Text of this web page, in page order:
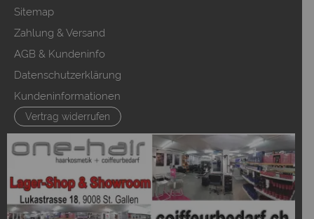
Sitemap
Zahlung & Versand
AGB & Kundeninfo
Datenschutzerklärung
Kundeninformationen
Vertrag widerrufen